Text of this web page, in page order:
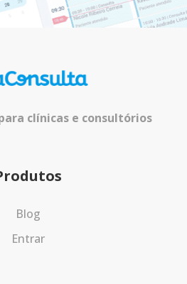
clínicas e consultórios
Blog
Entrar